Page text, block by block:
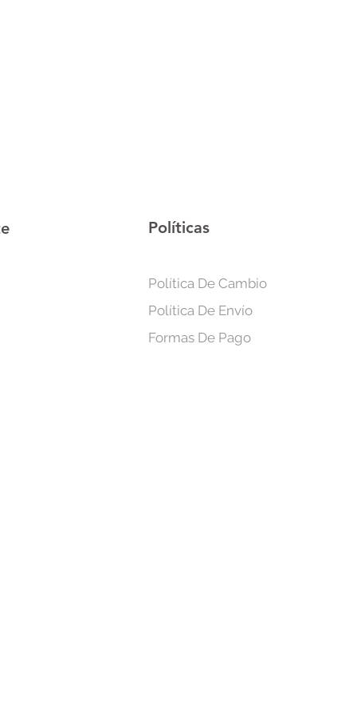
Políticas
Política De Cambio
Política De Envío
Formas De Pago